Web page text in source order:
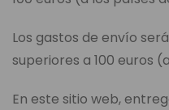
Los gastos de envío
superiores a 100 euros
En este sitio web,